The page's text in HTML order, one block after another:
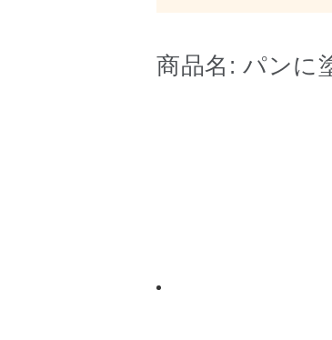
商品名:パンに